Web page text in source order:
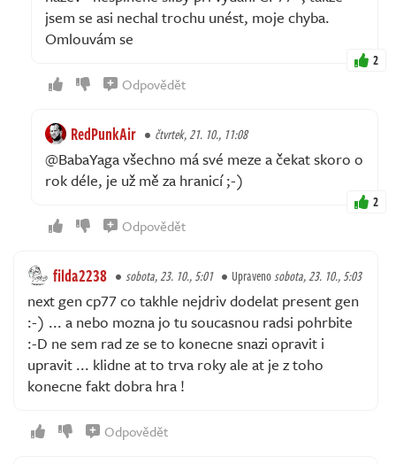
jsem se asi nechal trochu unést, moje chyba.
Omlouvám se
2
Odpovědět
RedPunkAir čtvrtek, 21. 10., 11:08
@BabaYaga všechno má své meze a čekat skoro o
rok déle, je už mě za hranicí ;-)
2
Odpovědět
filda2238 sobota, 23. 10., 5:01 Upravenosobota, 23. 10., 5:03
next gen cp77 co takhle nejdriv dodelat present gen
:-) ... a nebo mozna jo tu soucasnou radsi pohrbite
:-D ne sem rad ze se to konecne snazi opravit i
upravit ... klidne at to trva roky ale at je z toho
konecne fakt dobra hra !
Odpovědět